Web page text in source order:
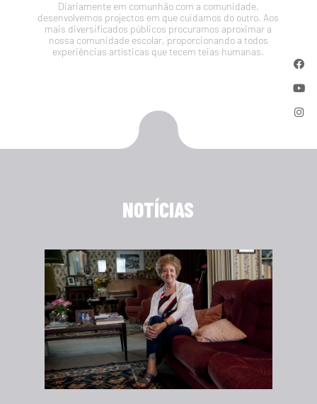
Diariamente em comunhão com a comunidade,
desenvolvemos projectos em que cuidamos do outro. Aos
mais diversificados públicos procuramos aproximar a
nossa comunidade escolar, proporcionando a todos
experiências artísticas que tecem teias humanas.
NOTÍCIAS